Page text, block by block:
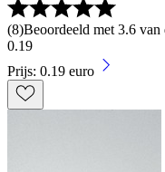
(8)Beoordeeld met 3.6
0.19
Prijs: 0.19 euro